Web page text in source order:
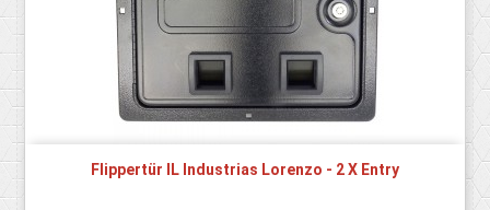
Flippertür IL Industrias Lorenzo - 2 X Entry